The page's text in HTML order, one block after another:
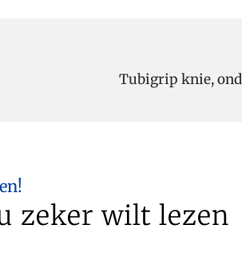
Tubigrip knie,
zeker wilt lezen